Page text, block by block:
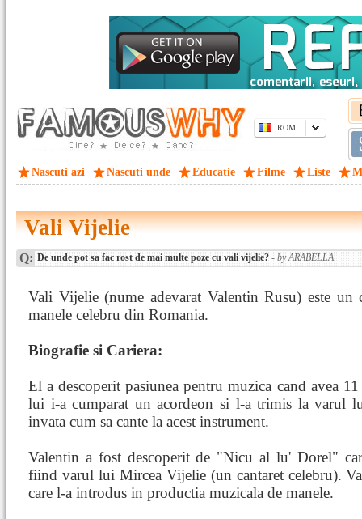
ROM
Nascuti azi Nascuti unde Educatie Filme Liste
Vali Vijelie
Q: De unde pot sa fac rost de mai multe poze cu vali vijelie? - by ARABELLA
Vali Vijelie (nume adevarat Valentin Rusu) este un
manele celebru din Romania.
Biografie si Cariera:
El a descoperit pasiunea pentru muzica cand avea
lui i-a cumparat un acordeon si l-a trimis la varul
invata cum sa cante la acest instrument.
Valentin a fost descoperit de "Nicu al lu' Dorel"
fiind varul lui Mircea Vijelie (un cantaret celebru).
care l-a introdus in productia muzicala de manele.